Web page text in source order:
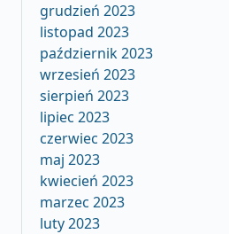
grudzień 2023
listopad 2023
październik 2023
wrzesień 2023
sierpień 2023
lipiec 2023
czerwiec 2023
maj 2023
kwiecień 2023
marzec 2023
luty 2023